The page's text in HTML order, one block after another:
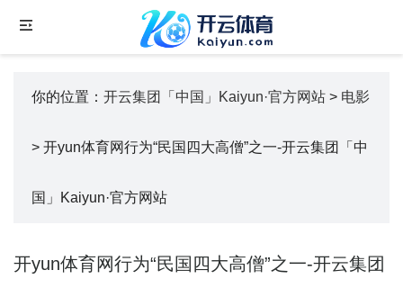
你的位置： 开云集团「中国」Kaiyun·官方网站 > 电影
> 开yun体育网行为“民国四大高僧”之一-开云集团「中
国」Kaiyun·官方网站
开yun体育网行为“民国四大高僧”之一-开云集团